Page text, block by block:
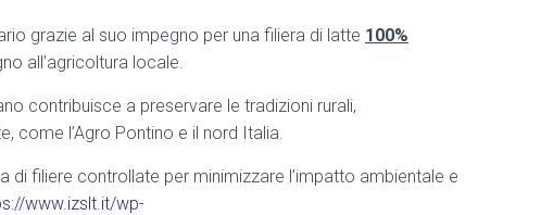
grazie al suo impegno per una filiera di latte 100%
all’agricoltura locale.
contribuisce a preservare le tradizioni rurali,
come l’Agro Pontino e il nord Italia.
di filiere controllate per minimizzare l’impatto ambientale e
www.izslt.it/wp-